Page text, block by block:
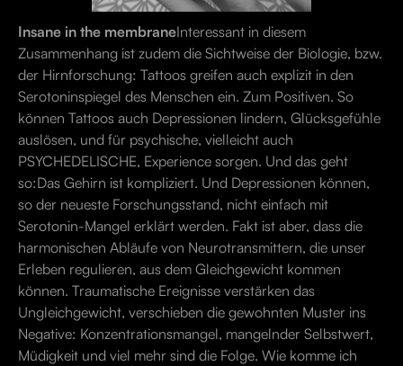
Insane in the membraneInteressant in diesem
Zusammenhang ist zudem die Sichtweise der Biologie, bzw.
der Hirnforschung: Tattoos greifen auch explizit in den
Serotoninspiegel des Menschen ein. Zum Positiven. So
können Tattoos auch Depressionen lindern, Glücksgefühle
auslösen, und für psychische, vielleicht auch
PSYCHEDELISCHE, Experience sorgen. Und das geht
so:Das Gehirn ist kompliziert. Und Depressionen können,
so der neueste Forschungsstand, nicht einfach mit
Serotonin-Mangel erklärt werden. Fakt ist aber, dass die
harmonischen Abläufe von Neurotransmittern, die unser
Erleben regulieren, aus dem Gleichgewicht kommen
können. Traumatische Ereignisse verstärken das
Ungleichgewicht, verschieben die gewohnten Muster ins
Negative: Konzentrationsmangel, mangelnder Selbstwert,
Müdigkeit und viel mehr sind die Folge. Wie komme ich